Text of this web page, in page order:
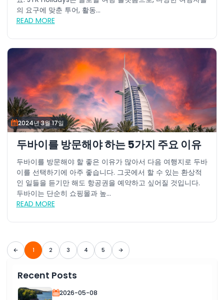
의 요구에 맞춘 투어, 활동...
READ MORE
2024년 3월 17일
두바이를 방문해야 하는 5가지 주요 이유
두바이를 방문해야 할 좋은 이유가 많아서 다음 여행지로 두바
이를 선택하기에 아주 좋습니다. 그곳에서 할 수 있는 환상적
인 일들을 듣기만 해도 항공권을 예약하고 싶어질 것입니다.
두바이는 단순히 쇼핑몰과 높...
READ MORE
1 2 3 4 5
Recent Posts
2026-05-08